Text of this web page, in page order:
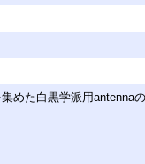
めた白黒学派用antennaの